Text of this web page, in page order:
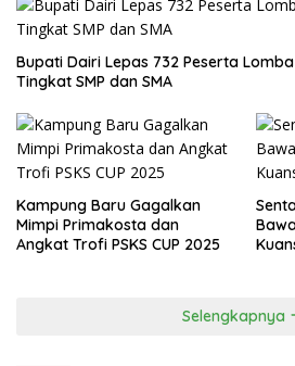
Bupati Dairi Lepas 732 Peserta
Tingkat SMP dan SMA
Kampung Baru Gagalkan
Mimpi Primakosta dan
Angkat Trofi PSKS CUP 2025
Selengkapnya